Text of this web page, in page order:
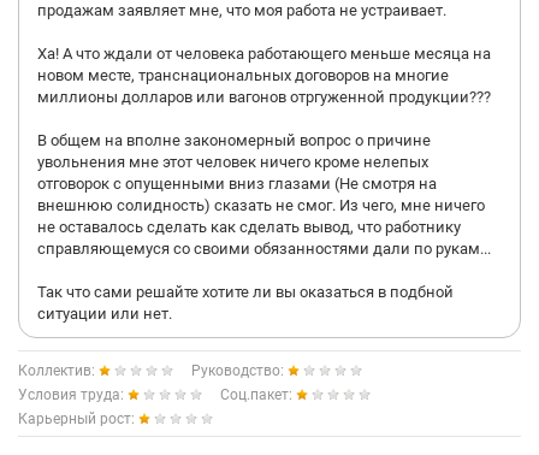
продажам заявляет мне, что моя работа не устраивает.
Ха! А что ждали от человека работающего меньше месяца на
новом месте, транснациональных договоров на многие
миллионы долларов или вагонов отргуженной продукции???
В общем на вполне закономерный вопрос о причине
увольнения мне этот человек ничего кроме нелепых
отговорок с опущенными вниз глазами (Не смотря на
внешнюю солидность) сказать не смог. Из чего, мне ничего
не оставалось сделать как сделать вывод, что работнику
справляющемуся со своими обязанностями дали по рукам...
Так что сами решайте хотите ли вы оказаться в подбной
ситуации или нет.
Коллектив:
Руководство:
Условия труда:
Соц.пакет:
Карьерный рост: